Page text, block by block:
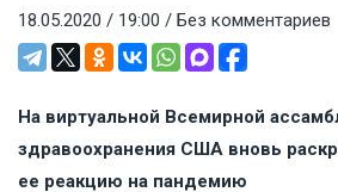
18.05.2020 / 19:00 / Без комментариев
На виртуальной Всемирной
здравоохранения США вновь
ее реакцию на пандемию